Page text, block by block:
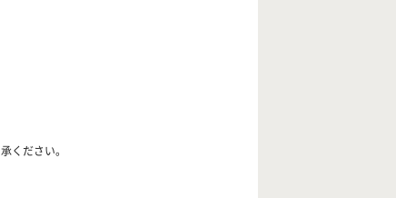
ください。